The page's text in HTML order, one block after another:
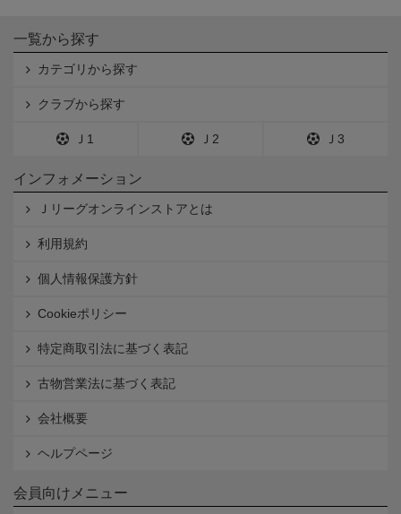
一覧から探す
カテゴリから探す
クラブから探す
Ｊ1 Ｊ2 Ｊ3
インフォメーション
Ｊリーグオンラインストアとは
利用規約
個人情報保護方針
Cookieポリシー
特定商取引法に基づく表記
古物営業法に基づく表記
会社概要
ヘルプページ
会員向けメニュー